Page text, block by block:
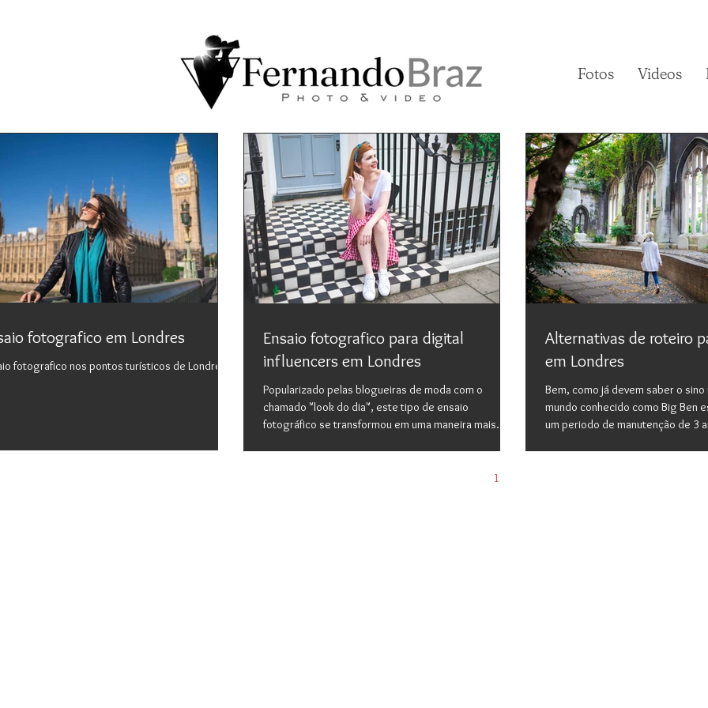
Fotos Videos
fotografico em Londres
fotografico nos pontos turísticos de Londres
Ensaio fotografico para digital
influencers em Londres
Popularizado pelas blogueiras de moda com o
chamado "look do dia", este tipo de ensaio
fotográfico se transformou em uma maneira mais...
Alternativas de roteiro
em Londres
Bem, como já devem saber o sino
mundo conhecido como Big Ben
um periodo de manutenção de 3
1